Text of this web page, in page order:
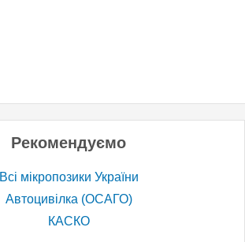
Рекомендуємо
Всі мікропозики України
Автоцивілка (ОСАГО)
КАСКО